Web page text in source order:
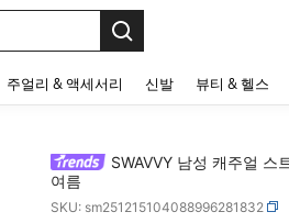
주얼리 & 액세서리 신발 뷰티 & 헬스
SWAVVY 남성 캐주얼 스
여름
SKU: sm251215104088996281832